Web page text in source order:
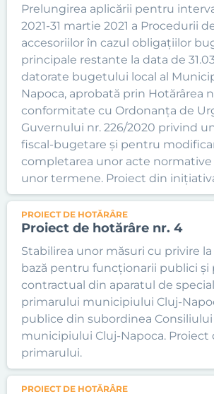
Prelungirea aplicării pentru
2021-31 martie 2021 a Procedurii
accesoriilor în cazul obligațiilor
principale restante la data de
datorate bugetului local al
Napoca, aprobată prin Hotărârea
conformitate cu Ordonanța de
Guvernului nr. 226/2020 privind
fiscal-bugetare și pentru
completarea unor acte normative
unor termene. Proiect din
PROIECT DE HOTĂRÂRE
Proiect de hotărâre nr. 4
Stabilirea unor măsuri cu privire la
bază pentru funcționarii publici și
contractual din aparatul de
primarului municipiului Cluj-
publice din subordinea Consiliului
municipiului Cluj-Napoca. Proiect
primarului.
PROIECT DE HOTĂRÂRE